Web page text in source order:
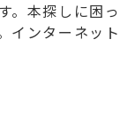
。本探しに困っ
インターネット